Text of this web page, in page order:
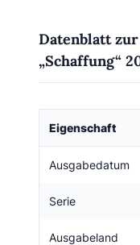
Datenblatt
„Schaffung“
Eigenschaft
Ausgabedatum
Serie
Ausgabeland